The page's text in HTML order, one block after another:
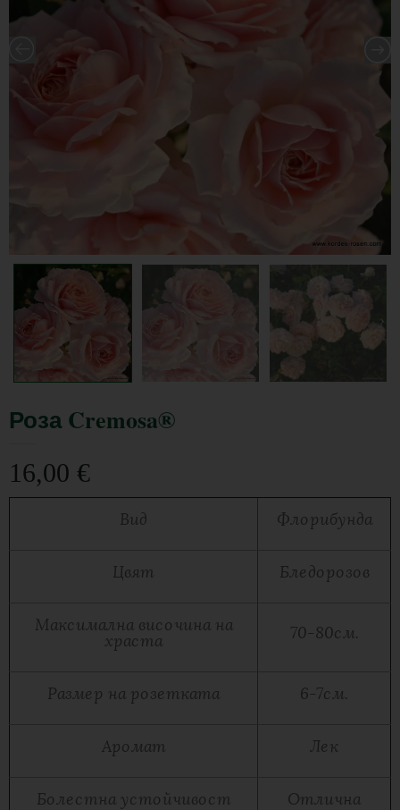
Роза Cremosa®
16,00 €
Вид Флорибунда
Цвят Бледорозов
Максимална височина на
храста
70-80см.
Размер на розетката 6-7см.
Аромат Лек
Болестна устойчивост Отлична